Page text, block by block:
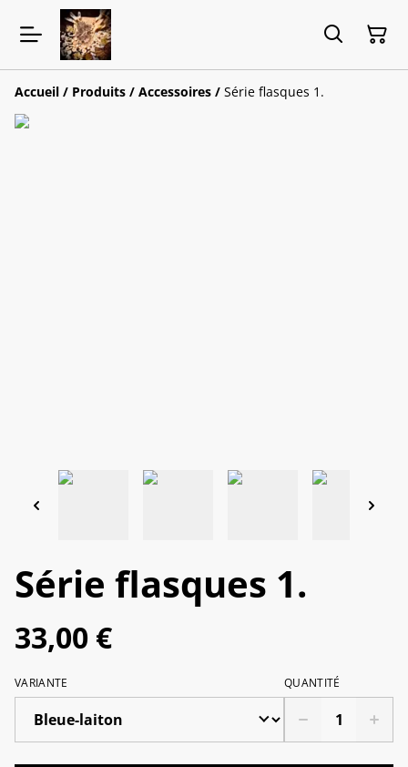
Accueil / Produits / Accessoires / Série flasques 1.
Série flasques 1.
33,00 €
VARIANTE QUANTITÉ